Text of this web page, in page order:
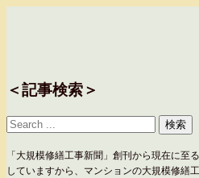
＜記事検索＞
「大規模修繕工事新聞」創刊から現在に至
していますから、マンションの大規模修繕